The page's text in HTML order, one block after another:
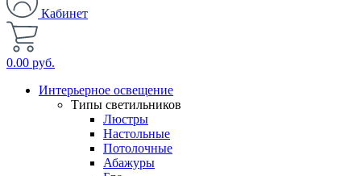
Кабинет
0.00 руб.
Интерьерное освещение
Типы светильников
Люстры
Настольные
Потолочные
Абажуры